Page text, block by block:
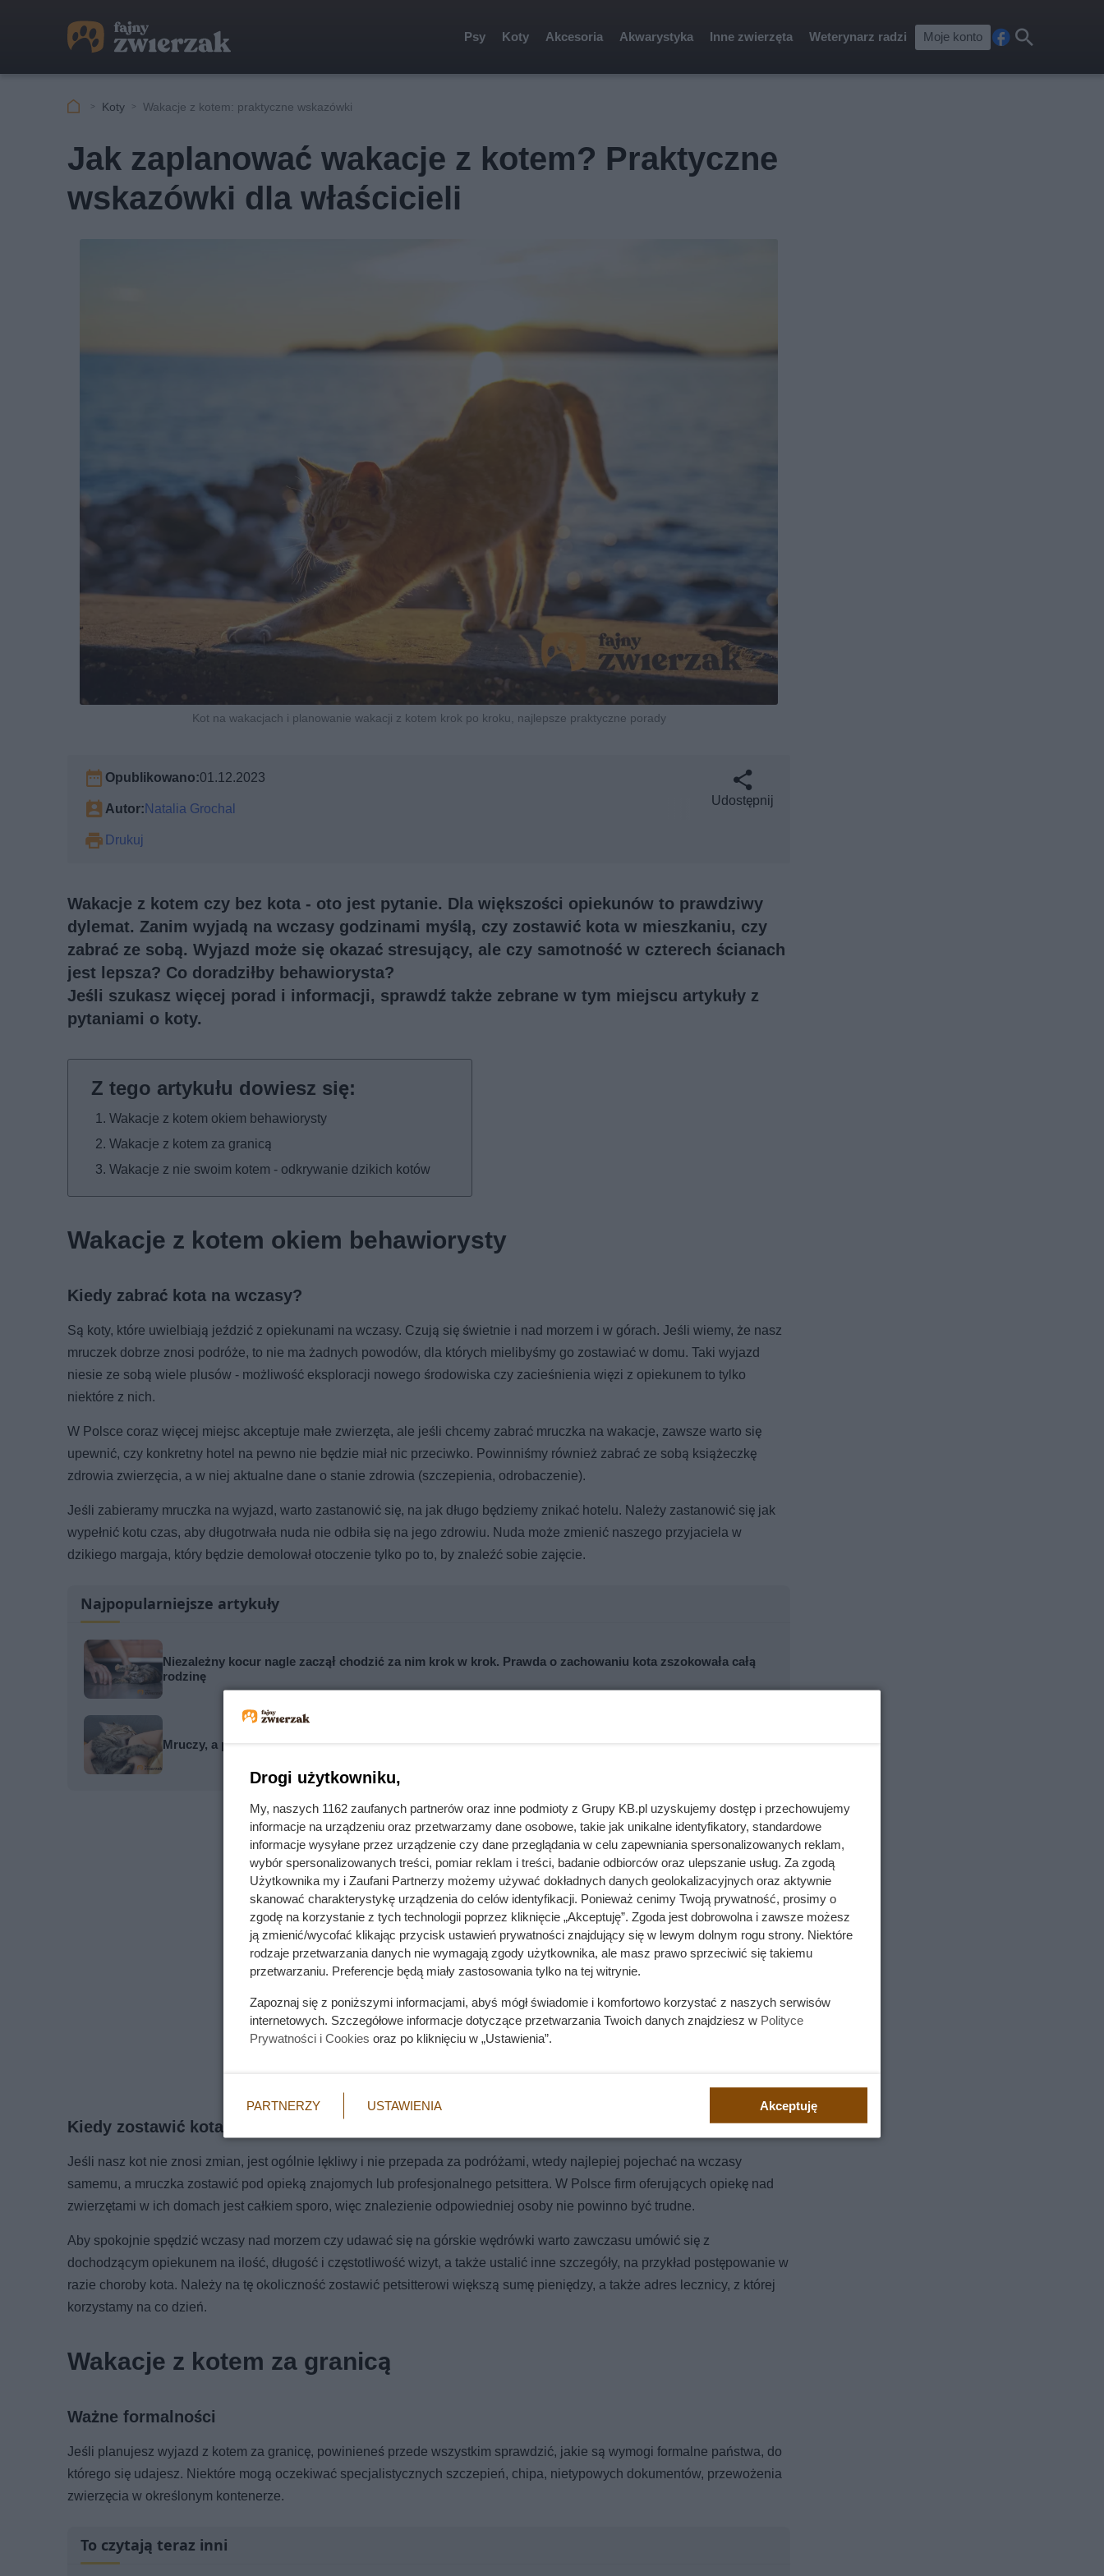
Psy Koty Akcesoria Akwarystyka Inne zwierzęta Weterynarz radzi Moje konto
cebkaj
Koty Wakacje z kotem: praktyczne wskazówki
Jak zaplanować wakacje z kotem? Praktyczne
wskazówki dla właścicieli
Kot na wakacjach i planowanie wakacji z kotem krok po kroku, najlepsze praktyczne porady
Opublikowano:01.12.2023
Autor:Natalia Grochal
Drukuj
Udostępnij
Wakacje z kotem czy bez kota - oto jest pytanie. Dla większości opiekunów to prawdziwy
dylemat. Zanim wyjadą na wczasy godzinami myślą, czy zostawić kota w mieszkaniu, czy
zabrać ze sobą. Wyjazd może się okazać stresujący, ale czy samotność w czterech ścianach
jest lepsza? Co doradziłby behawiorysta?
Jeśli szukasz więcej porad i informacji, sprawdź także zebrane w tym miejscu artykuły z
pytaniami o koty.
Wakacje z kotem okiem behawiorysty
Wakacje z kotem za granicą
Wakacje z nie swoim kotem - odkrywanie dzikich kotów
Wakacje z kotem okiem behawiorysty
Kiedy zabrać kota na wczasy?
Są koty, które uwielbiają jeździć z opiekunami na wczasy. Czują się świetnie i nad morzem i w górach. Jeśli wiemy, że nasz
mruczek dobrze znosi podróże, to nie ma żadnych powodów, dla których mielibyśmy go zostawiać w domu. Taki wyjazd
niesie ze sobą wiele plusów - możliwość eksploracji nowego środowiska czy zacieśnienia więzi z opiekunem to tylko
niektóre z nich.
W Polsce coraz więcej miejsc akceptuje małe zwierzęta, ale jeśli chcemy zabrać mruczka na wakacje, zawsze warto się
upewnić, czy konkretny hotel na pewno nie będzie miał nic przeciwko. Powinniśmy również zabrać ze sobą książeczkę
zdrowia zwierzęcia, a w niej aktualne dane o stanie zdrowia (szczepienia, odrobaczenie).
Jeśli zabieramy mruczka na wyjazd, warto zastanowić się, na jak długo będziemy znikać hotelu. Należy zastanowić się jak
wypełnić kotu czas, aby długotrwała nuda nie odbiła się na jego zdrowiu. Nuda może zmienić naszego przyjaciela w
dzikiego margaja, który będzie demolował otoczenie tylko po to, by znaleźć sobie zajęcie.
Najpopularniejsze artykuły
Niezależny kocur nagle zaczął chodzić za nim krok w krok. Prawda o zachowaniu kota zszokowała całą
rodzinę
Mruczy, a po chwili nagle gryzie? Behawioryści ostrzegają przed popularnym błędem
Kiedy zostawić kota w domu?
Jeśli nasz kot nie znosi zmian, jest ogólnie lękliwy i nie przepada za podróżami, wtedy najlepiej pojechać na wczasy
samemu, a mruczka zostawić pod opieką znajomych lub profesjonalnego petsittera. W Polsce firm oferujących opiekę nad
zwierzętami w ich domach jest całkiem sporo, więc znalezienie odpowiedniej osoby nie powinno być trudne.
Aby spokojnie spędzić wczasy nad morzem czy udawać się na górskie wędrówki warto zawczasu umówić się z
dochodzącym opiekunem na ilość, długość i częstotliwość wizyt, a także ustalić inne szczegóły, na przykład postępowanie w
razie choroby kota. Należy na tę okoliczność zostawić petsitterowi większą sumę pieniędzy, a także adres lecznicy, z której
korzystamy na co dzień.
Wakacje z kotem za granicą
Ważne formalności
Jeśli planujesz wyjazd z kotem za granicę, powinieneś przede wszystkim sprawdzić, jakie są wymogi formalne państwa, do
którego się udajesz. Niektóre mogą oczekiwać specjalistycznych szczepień, chipa, nietypowych dokumentów, przewożenia
zwierzęcia w określonym kontenerze.
To czytają teraz inni
Drogi użytkowniku,
My, naszych 1162 zaufanych partnerów oraz inne podmioty z Grupy KB.pl uzyskujemy dostęp i przechowujemy
informacje na urządzeniu oraz przetwarzamy dane osobowe, takie jak unikalne identyfikatory, standardowe
informacje wysyłane przez urządzenie czy dane przeglądania w celu zapewniania spersonalizowanych reklam,
wybór spersonalizowanych treści, pomiar reklam i treści, badanie odbiorców oraz ulepszanie usług. Za zgodą
Użytkownika my i Zaufani Partnerzy możemy używać dokładnych danych geolokalizacyjnych oraz aktywnie
skanować charakterystykę urządzenia do celów identyfikacji. Ponieważ cenimy Twoją prywatność, prosimy o
zgodę na korzystanie z tych technologii poprzez kliknięcie „Akceptuję”. Zgoda jest dobrowolna i zawsze możesz
ją zmienić/wycofać klikając przycisk ustawień prywatności znajdujący się w lewym dolnym rogu strony. Niektóre
rodzaje przetwarzania danych nie wymagają zgody użytkownika, ale masz prawo sprzeciwić się takiemu
przetwarzaniu. Preferencje będą miały zastosowania tylko na tej witrynie.
Zapoznaj się z poniższymi informacjami, abyś mógł świadomie i komfortowo korzystać z naszych serwisów
internetowych. Szczegółowe informacje dotyczące przetwarzania Twoich danych znajdziesz w Polityce
Prywatności i Cookies oraz po kliknięciu w „Ustawienia”.
PARTNERZY USTAWIENIA Akceptuję